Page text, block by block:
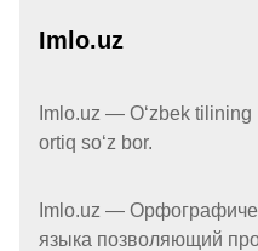
Imlo.uz
Imlo.uz — Oʻzbek
ortiq soʻz bor.
Imlo.uz —
языка позволяющий